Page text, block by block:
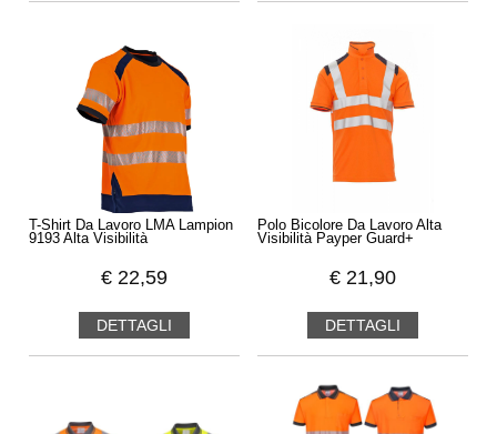
T-Shirt Da Lavoro LMA Lampion
9193 Alta Visibilità
€ 22,59
DETTAGLI
Polo Bicolore Da Lavoro Alta
Visibilità Payper Guard+
€ 21,90
DETTAGLI